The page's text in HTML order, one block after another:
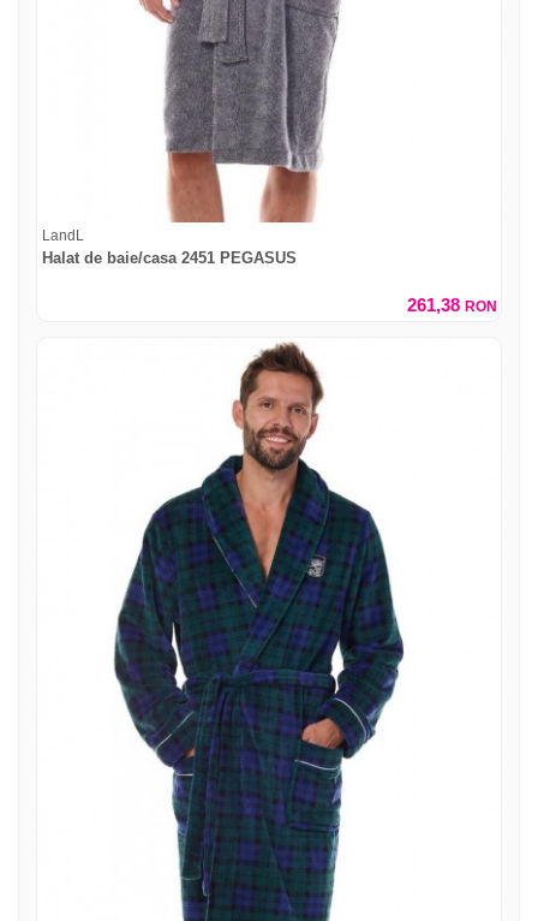
LandL
Halat de baie/casa 2451 PEGASUS
261,38 RON